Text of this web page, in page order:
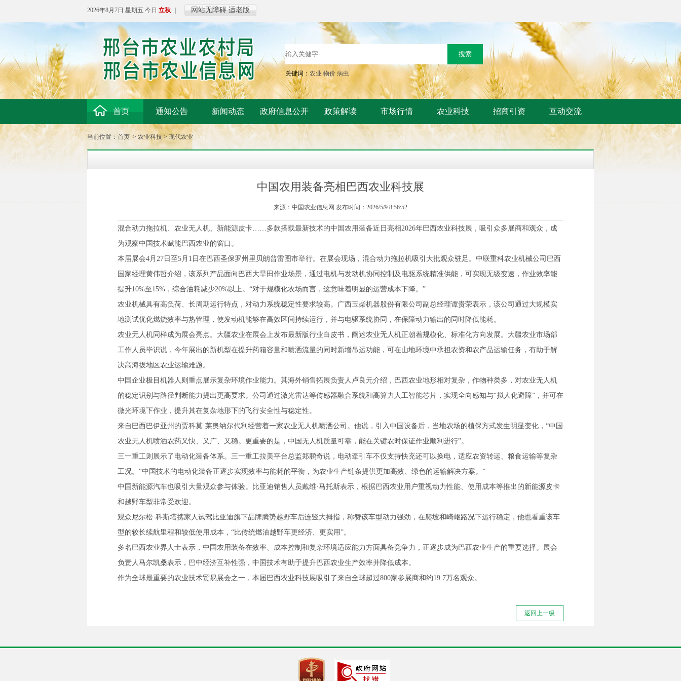
2026年8月7日 星期五 今日 立秋 网站无障碍 适老版
关键词： 农业 物价 病虫
首页 通知公告 新闻动态 政府信息公开 政策解读 市场行情 农业科技 招商引资 互动交流
当前位置： 首页 > 农业科技>现代农业
中国农用装备亮相巴西农业科技展
来源：中国农业信息网 发布时间：2026/5/9 8:56:52
混合动力拖拉机、农业无人机、新能源皮卡……多款搭载最新技术的中国农用装备近日亮相2026年巴西农业科技展，吸引众多展商和观众，成
为观察中国技术赋能巴西农业的窗口。
本届展会4月27日至5月1日在巴西圣保罗州里贝朗普雷图市举行。在展会现场，混合动力拖拉机吸引大批观众驻足。中联重科农业机械公司巴西
国家经理黄伟哲介绍，该系列产品面向巴西大旱田作业场景，通过电机与发动机协同控制及电驱系统精准供能，可实现无级变速，作业效率能
提升10%至15%，综合油耗减少20%以上。“对于规模化农场而言，这意味着明显的运营成本下降。”
农业机械具有高负荷、长周期运行特点，对动力系统稳定性要求较高。广西玉柴机器股份有限公司副总经理谭贵荣表示，该公司通过大规模实
地测试优化燃烧效率与热管理，使发动机能够在高效区间持续运行，并与电驱系统协同，在保障动力输出的同时降低能耗。
农业无人机同样成为展会亮点。大疆农业在展会上发布最新版行业白皮书，阐述农业无人机正朝着规模化、标准化方向发展。大疆农业市场部
工作人员毕识说，今年展出的新机型在提升药箱容量和喷洒流量的同时新增吊运功能，可在山地环境中承担农资和农产品运输任务，有助于解
决高海拔地区农业运输难题。
中国企业极目机器人则重点展示复杂环境作业能力。其海外销售拓展负责人卢良元介绍，巴西农业地形相对复杂，作物种类多，对农业无人机
的稳定识别与路径判断能力提出更高要求。公司通过激光雷达等传感器融合系统和高算力人工智能芯片，实现全向感知与“拟人化避障”，并可在
微光环境下作业，提升其在复杂地形下的飞行安全性与稳定性。
来自巴西巴伊亚州的贾科莫·莱奥纳尔代利经营着一家农业无人机喷洒公司。他说，引入中国设备后，当地农场的植保方式发生明显变化，“中国
农业无人机喷洒农药又快、又广、又稳。更重要的是，中国无人机质量可靠，能在关键农时保证作业顺利进行”。
三一重工则展示了电动化装备体系。三一重工拉美平台总监郑鹏奇说，电动牵引车不仅支持快充还可以换电，适应农资转运、粮食运输等复杂
工况。“中国技术的电动化装备正逐步实现效率与能耗的平衡，为农业生产链条提供更加高效、绿色的运输解决方案。”
中国新能源汽车也吸引大量观众参与体验。比亚迪销售人员戴维·马托斯表示，根据巴西农业用户重视动力性能、使用成本等推出的新能源皮卡
和越野车型非常受欢迎。
观众尼尔松·科斯塔携家人试驾比亚迪旗下品牌腾势越野车后连竖大拇指，称赞该车型动力强劲，在爬坡和崎岖路况下运行稳定，他也看重该车
型的较长续航里程和较低使用成本，“比传统燃油越野车更经济、更实用”。
多名巴西农业界人士表示，中国农用装备在效率、成本控制和复杂环境适应能力方面具备竞争力，正逐步成为巴西农业生产的重要选择。展会
负责人马尔凯桑表示，巴中经济互补性强，中国技术有助于提升巴西农业生产效率并降低成本。
作为全球最重要的农业技术贸易展会之一，本届巴西农业科技展吸引了来自全球超过800家参展商和约19.7万名观众。
返回上一级